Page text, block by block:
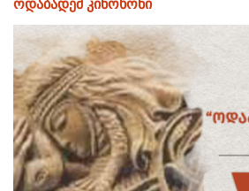
ოდაბადეშ კინოხონი